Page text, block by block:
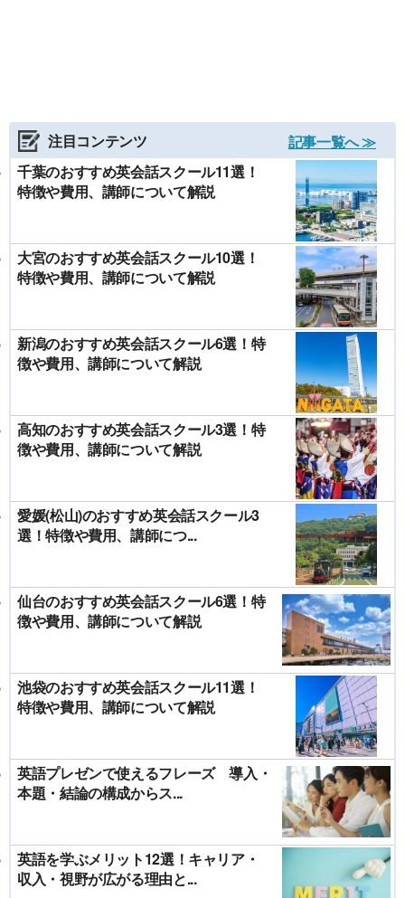
注目コンテンツ
記事一覧へ ≫
千葉のおすすめ英会話スクール11選！
特徴や費用、講師について解説
大宮のおすすめ英会話スクール10選！
特徴や費用、講師について解説
新潟のおすすめ英会話スクール6選！特
徴や費用、講師について解説
高知のおすすめ英会話スクール3選！特
徴や費用、講師について解説
愛媛(松山)のおすすめ英会話スクール3
選！特徴や費用、講師につ...
仙台のおすすめ英会話スクール6選！特
徴や費用、講師について解説
池袋のおすすめ英会話スクール11選！
特徴や費用、講師について解説
英語プレゼンで使えるフレーズ 導入・
本題・結論の構成からス...
英語を学ぶメリット12選！キャリア・
収入・視野が広がる理由と...